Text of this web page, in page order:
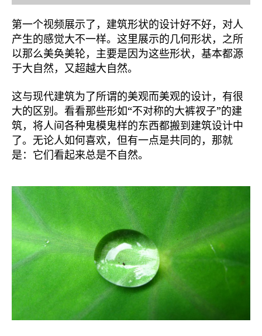
第一个视频展示了，建筑形状的设计好不好，对人
产生的感觉大不一样。这里展示的几何形状，之所
以那么美奂美轮，主要是因为这些形状，基本都源
于大自然，又超越大自然。
这与现代建筑为了所谓的美观而美观的设计，有很
大的区别。看看那些形如“不对称的大裤衩子”的建
筑，将人间各种鬼模鬼样的东西都搬到建筑设计中
了。无论人如何喜欢，但有一点是共同的，那就
是：它们看起来总是不自然。